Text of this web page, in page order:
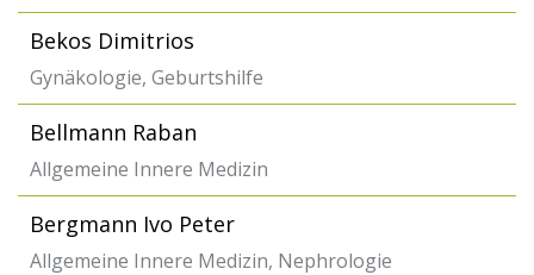
Bekos Dimitrios
Gynäkologie, Geburtshilfe
Bellmann Raban
Allgemeine Innere Medizin
Bergmann Ivo Peter
Allgemeine Innere Medizin, Nephrologie